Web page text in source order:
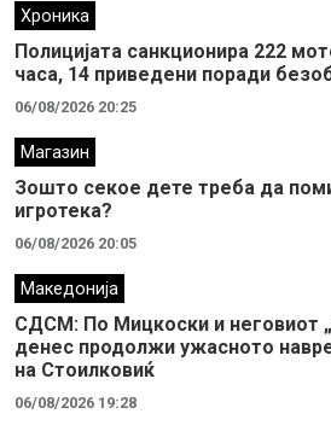
Хроника
Полицијата санкционира 222
часа, 14 приведени поради
06/08/2026 20:25
Магазин
Зошто секое дете треба да
игротека?
06/08/2026 20:05
Македонија
СДСМ: По Мицкоски и неговиот
денес продолжи ужасното
на Стоилковиќ
06/08/2026 19:28